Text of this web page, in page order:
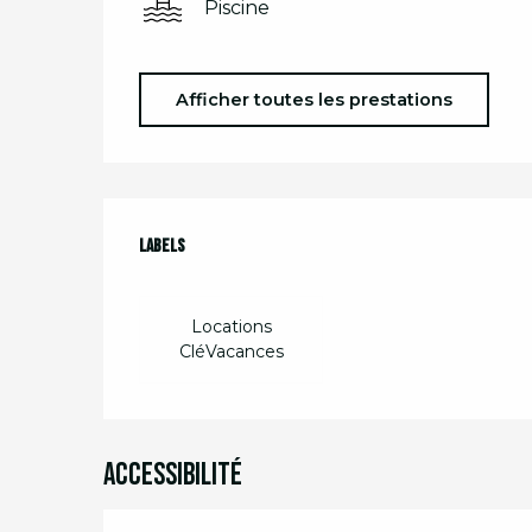
Piscine
Afficher toutes les prestations
Offres de
Labels
Labels
Locations
CléVacances
Accessibilité